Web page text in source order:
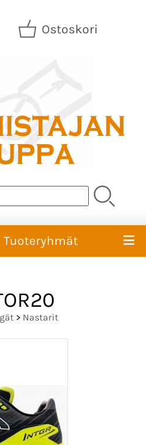
Ostoskori
Tuoteryhmät
> Nastarit